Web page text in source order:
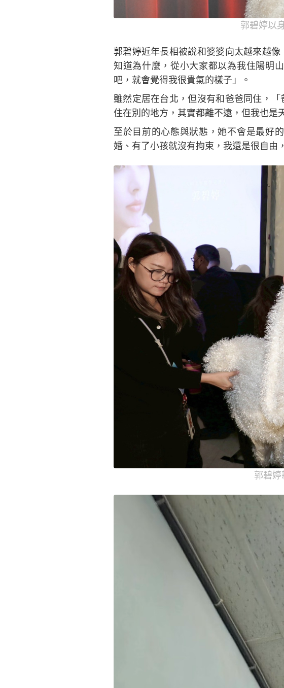
郭碧婷以
郭碧婷近年長相被說和婆婆向太越來越
知道為什麼，從小大家都以為我住陽明
吧，就會覺得我很貴氣的樣子」。
雖然定居在台北，但沒有和爸爸同住，
住在別的地方，其實都離不遠，但我也是
至於目前的心態與狀態，她不會是最好
婚、有了小孩就沒有拘束，我還是很自由
郭碧婷